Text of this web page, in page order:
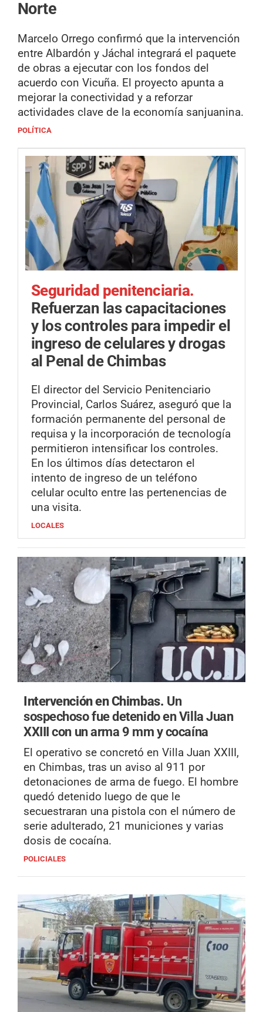
Norte
Marcelo Orrego confirmó que la intervención
entre Albardón y Jáchal integrará el paquete
de obras a ejecutar con los fondos del
acuerdo con Vicuña. El proyecto apunta a
mejorar la conectividad y a reforzar
actividades clave de la economía sanjuanina.
POLÍTICA
Seguridad penitenciaria.
Refuerzan las capacitaciones
y los controles para impedir el
ingreso de celulares y drogas
al Penal de Chimbas
El director del Servicio Penitenciario
Provincial, Carlos Suárez, aseguró que la
formación permanente del personal de
requisa y la incorporación de tecnología
permitieron intensificar los controles.
En los últimos días detectaron el
intento de ingreso de un teléfono
celular oculto entre las pertenencias de
una visita.
LOCALES
Intervención en Chimbas. Un
sospechoso fue detenido en Villa Juan
XXIII con un arma 9 mm y cocaína
El operativo se concretó en Villa Juan XXIII,
en Chimbas, tras un aviso al 911 por
detonaciones de arma de fuego. El hombre
quedó detenido luego de que le
secuestraran una pistola con el número de
serie adulterado, 21 municiones y varias
dosis de cocaína.
POLICIALES